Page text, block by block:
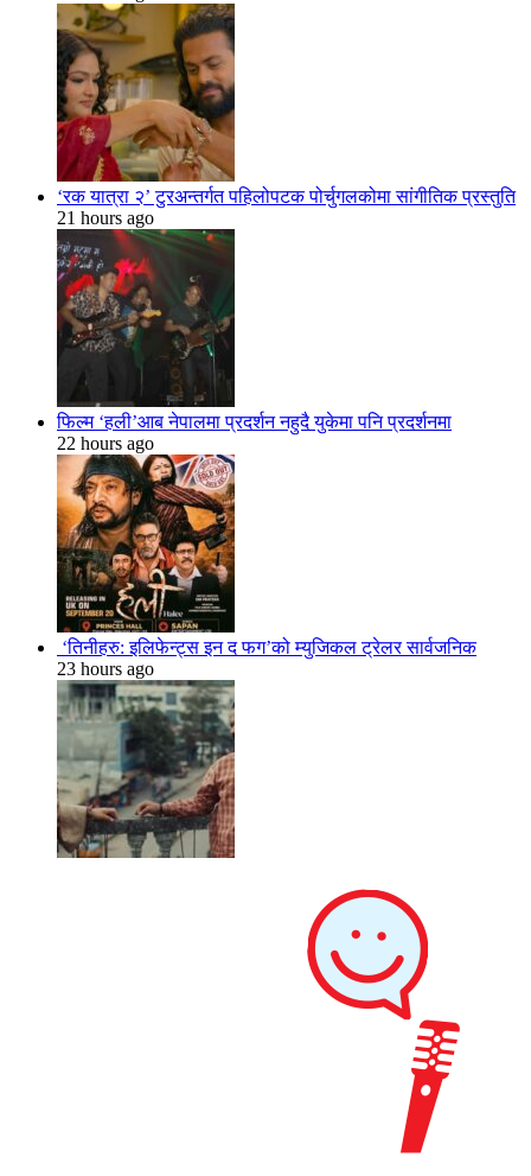
‘रक यात्रा २’ टुरअन्तर्गत पहिलोपटक पोर्चुगलकोमा सांगीतिक प्रस्तुति
21 hours ago
फिल्म ‘हली’आब नेपालमा प्रदर्शन नहुदै युकेमा पनि प्रदर्शनमा
22 hours ago
‘तिनीहरु: इलिफेन्ट्स इन द फग’को म्युजिकल ट्रेलर सार्वजनिक
23 hours ago